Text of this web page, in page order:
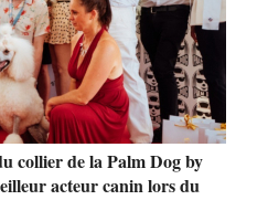
collier de la Palm Dog by
acteur canin lors du